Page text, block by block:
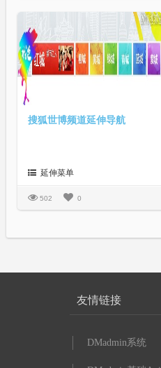
搜狐世博频道延伸导航
延伸菜单
502 0
友情链接
DMadmin系统